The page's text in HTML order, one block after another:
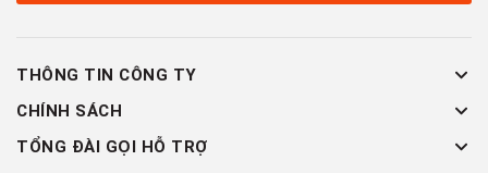
THÔNG TIN CÔNG TY
CHÍNH SÁCH
TỔNG ĐÀI GỌI HỖ TRỢ